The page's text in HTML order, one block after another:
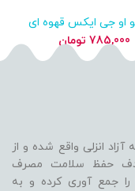
او جی ایکس قهوه ای
کراتین برزیلی OGX
785,000 تومان
آزاد انزلی واقع شده و از
هدف حفظ سلامت مصرف
را جمع آوری کرده و به